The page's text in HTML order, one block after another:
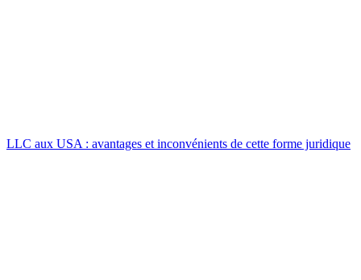
LLC aux USA : avantages et inconvénients de cette forme juridique